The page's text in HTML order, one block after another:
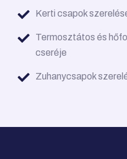
Kerti csapok
Termosztátos és
cseréje
Zuhanycsapok